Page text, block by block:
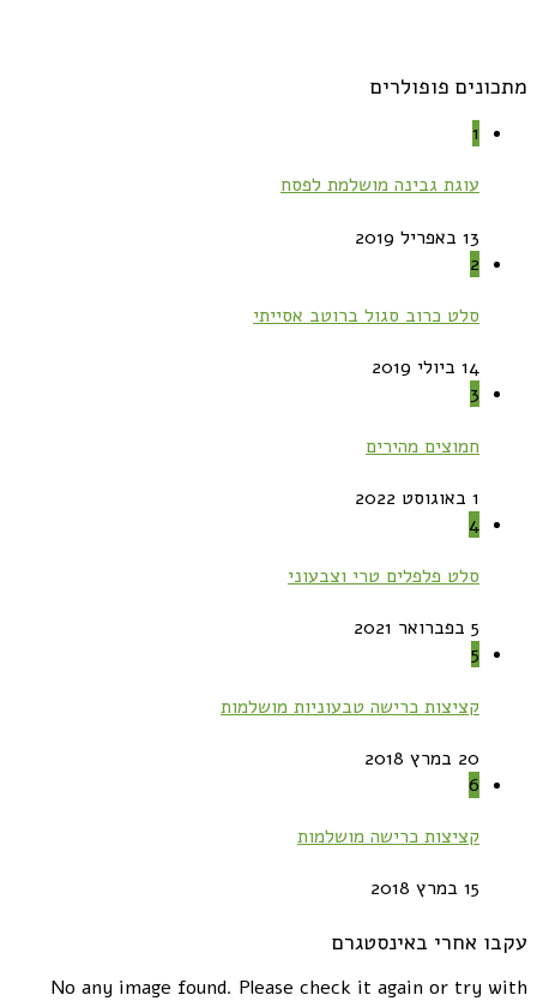
מתכונים פופולרים
1
עוגת גבינה מושלמת לפסח
13 באפריל 2019
2
סלט כרוב סגול ברוטב אסייתי
14 ביולי 2019
3
חמוצים מהירים
1 באוגוסט 2022
4
סלט פלפלים טרי וצבעוני
5 בפברואר 2021
5
קציצות כרישה טבעוניות מושלמות
20 במרץ 2018
6
קציצות כרישה מושלמות
15 במרץ 2018
עקבו אחרי באינסטגרם
No any image found. Please check it again or try with